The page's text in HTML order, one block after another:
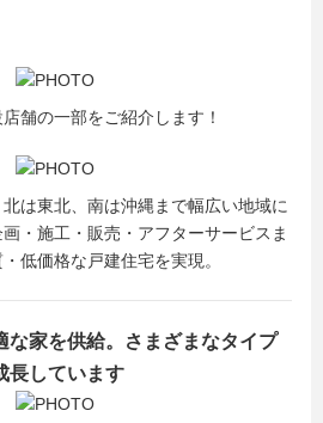
舗の一部をご紹介します！
は東北、南は沖縄まで幅広い地域に
・施工・販売・アフターサービスま
低価格な戸建住宅を実現。
な家を供給。さまざまなタイプ
長しています